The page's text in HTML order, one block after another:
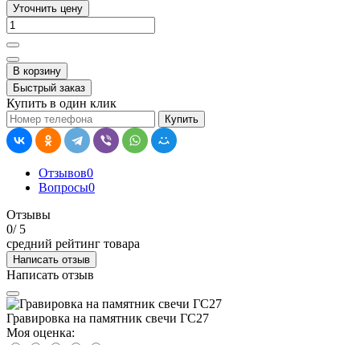
Уточнить цену
В корзину
Быстрый заказ
Купить в один клик
Купить
Отзывов0
Вопросы0
Отзывы
0/ 5
средний рейтинг товара
Написать отзыв
Написать отзыв
Гравировка на памятник свечи ГС27
Моя оценка: